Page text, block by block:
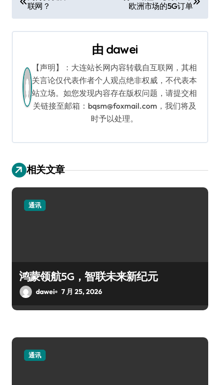
章
导
联网？
欧洲市场的5G订单
由 dawei
【声明】：大连站长网内容转载自互联网，其相
关言论仅代表作者个人观点绝非权威，不代表本
站立场。如您发现内容存在版权问题，请提交相
关链接至邮箱：bqsm@foxmail.com，我们将及
时予以处理。
相关文章
通讯
鸿蒙领航5G，智联未来新纪元
dawei 7 月 25, 2026
通讯